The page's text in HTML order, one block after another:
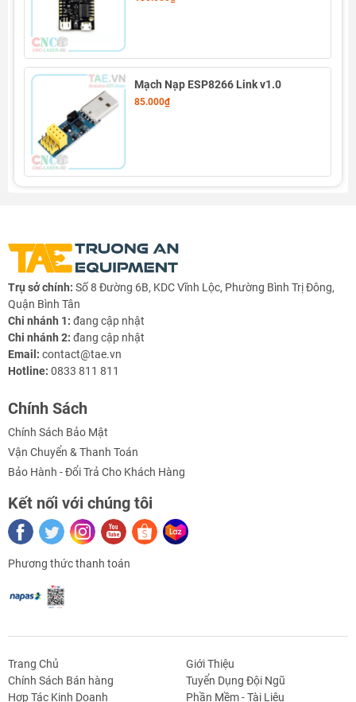
Thông số kỹ thuật Module DC Power Shield V1.0
- Điện áp ngõ vào: 7-24VDC
- Dòng điện tối đa: 1A
- Thích hợp sử dụng cho
Mini V3vàKit RF Thu Phát Wifi ESP8266 NodeMCU
Lua D1 Mini
Shield V1.0 WEMOS D1
Tài liệu – Video tham khảo:
Từ khóa sản phẩm:
- esp8266
- nguồn
- wifi
Mạch Nạp ESP8266 Link v1.0
85.000₫
Trụ sở chính: Số 8 Đường 6B, KDC Vĩnh Lộc, Phường Bình Trị Đông,
Quận Bình Tân
Chi nhánh 1: đang cập nhật
Chi nhánh 2: đang cập nhật
Email: contact@tae.vn
Hotline: 0833 811 811
Chính Sách
Chính Sách Bảo Mật
Vận Chuyển & Thanh Toán
Bảo Hành - Đổi Trả Cho Khách Hàng
Kết nối với chúng tôi
Phương thức thanh toán
Trang Chủ
Giới Thiệu
Chính Sách Bán hàng
Tuyển Dụng Đội Ngũ
Hợp Tác Kinh Doanh
Phần Mềm - Tài Liệu